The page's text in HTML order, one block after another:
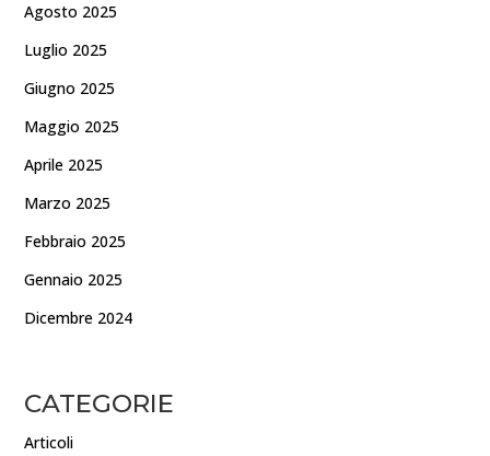
Agosto 2025
Luglio 2025
Giugno 2025
Maggio 2025
Aprile 2025
Marzo 2025
Febbraio 2025
Gennaio 2025
Dicembre 2024
CATEGORIE
Articoli